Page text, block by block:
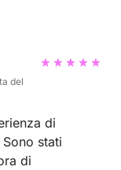
del
di
stati
di